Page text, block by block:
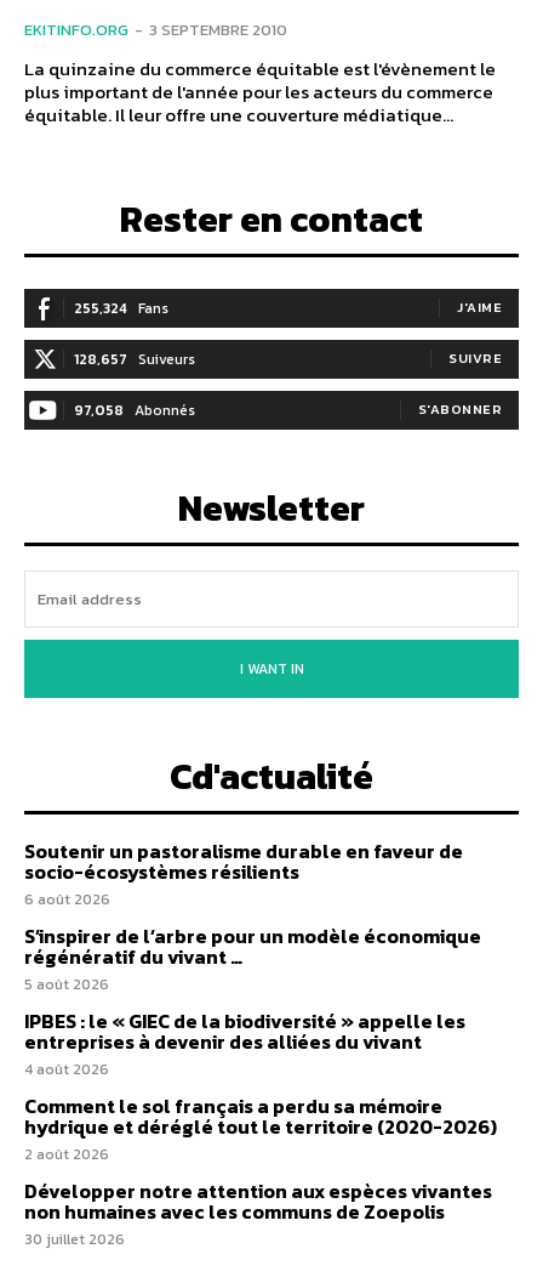
EKITINFO.ORG - 3 SEPTEMBRE 2010
La quinzaine du commerce équitable est l'évènement le
plus important de l'année pour les acteurs du commerce
équitable. Il leur offre une couverture médiatique...
Rester en contact
255,324 Fans J'AIME
128,657 Suiveurs SUIVRE
97,058 Abonnés S'ABONNER
Newsletter
I WANT IN
Cd'actualité
Soutenir un pastoralisme durable en faveur de
socio-écosystèmes résilients
6 août 2026
S’inspirer de l’arbre pour un modèle économique
régénératif du vivant …
5 août 2026
IPBES : le « GIEC de la biodiversité » appelle les
entreprises à devenir des alliées du vivant
4 août 2026
Comment le sol français a perdu sa mémoire
hydrique et déréglé tout le territoire (2020-2026)
2 août 2026
Développer notre attention aux espèces vivantes
non humaines avec les communs de Zoepolis
30 juillet 2026